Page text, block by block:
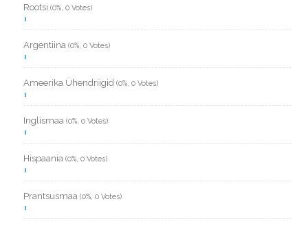
Rootsi (0%, 0 Votes)
Argentiina (0%, 0 Votes)
Ameerika Ühendriigid (0%, 0 Votes)
Inglismaa (0%, 0 Votes)
Hispaania (0%, 0 Votes)
Prantsusmaa (0%, 0 Votes)